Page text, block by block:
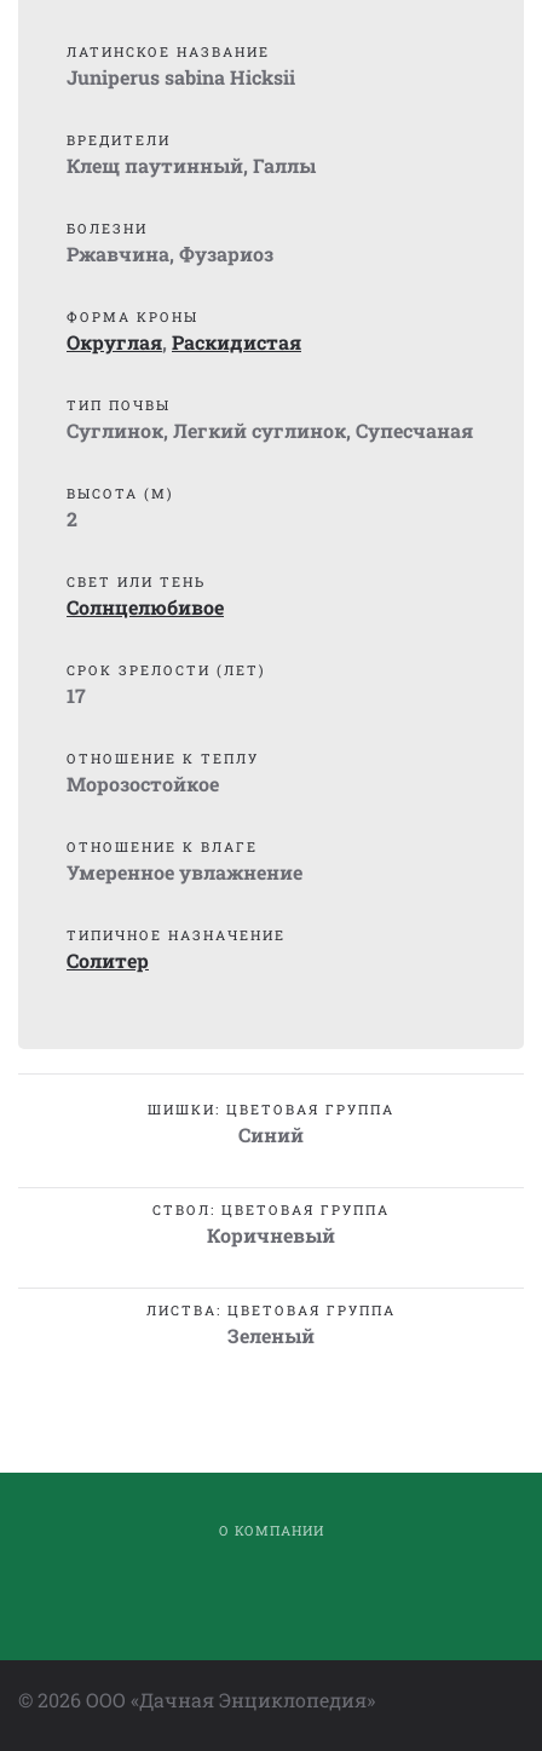
ЛАТИНСКОЕ НАЗВАНИЕ
Juniperus sabina Hicksii
ВРЕДИТЕЛИ
Клещ паутинный, Галлы
БОЛЕЗНИ
Ржавчина, Фузариоз
ФОРМА КРОНЫ
Округлая, Раскидистая
ТИП ПОЧВЫ
Суглинок, Легкий суглинок, Супесчаная
ВЫСОТА (М)
2
СВЕТ ИЛИ ТЕНЬ
Солнцелюбивое
СРОК ЗРЕЛОСТИ (ЛЕТ)
17
ОТНОШЕНИЕ К ТЕПЛУ
Морозостойкое
ОТНОШЕНИЕ К ВЛАГЕ
Умеренное увлажнение
ТИПИЧНОЕ НАЗНАЧЕНИЕ
Солитер
ШИШКИ: ЦВЕТОВАЯ ГРУППА
Синий
СТВОЛ: ЦВЕТОВАЯ ГРУППА
Коричневый
ЛИСТВА: ЦВЕТОВАЯ ГРУППА
Зеленый
О КОМПАНИИ
©2026 ООО «Дачная Энциклопедия»